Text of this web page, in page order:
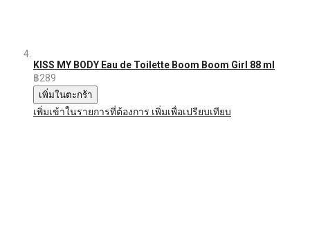
KISS MY BODY Eau de Toilette Boom Boom Girl 88 ml
฿289
เพิ่มในตะกร้า
เพิ่มเข้าในรายการที่ต้องการ เพิ่มเพื่อเปรียบเทียบ